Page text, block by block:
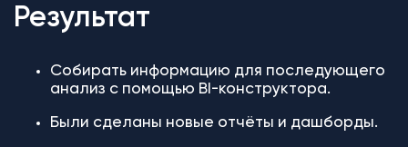
Результат
Собирать информацию для последующего
анализ с помощью BI-конструктора.
Были сделаны новые отчёты и дашборды.